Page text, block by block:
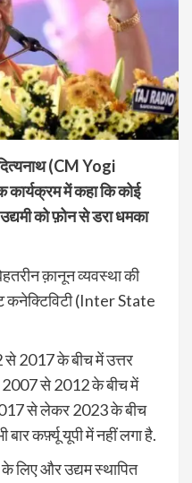
(CM Yogi
में कहा कि कोई
को फ़ोन से डरा धमका
क़ानून व्यवस्था की
कनेक्टिविटी (Inter State
से 2017 के बीच में उत्तर
से 2012 के बीच में
से लेकर 2023 के बीच
कर्फ़्यू यूपी में नहीं लगा है.
लिए और उद्यम स्थापित